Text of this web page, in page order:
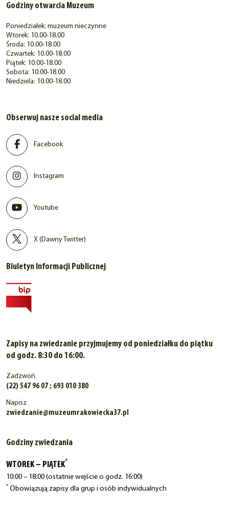
Godziny otwarcia Muzeum
Poniedziałek: muzeum nieczynne
Wtorek: 10.00-18.00
Środa: 10.00-18.00
Czwartek: 10.00-18.00
Piątek: 10.00-18.00
Sobota: 10.00-18.00
Niedziela: 10.00-18.00
Obserwuj nasze social media
Facebook
Instagram
Youtube
X (Dawny Twitter)
Biuletyn Informacji Publicznej
Zapisy na zwiedzanie przyjmujemy od poniedziałku do piątku
od godz. 8:30 do 16:00.
Zadzwoń
(22) 547 96 07 ; 693 010 380
Napisz
zwiedzanie@muzeumrakowiecka37.pl
Godziny zwiedzania
WTOREK – PIĄTEK*
10:00 – 18:00 (ostatnie wejście o godz. 16:00)
* Obowiązują zapisy dla grup i osób indywidualnych